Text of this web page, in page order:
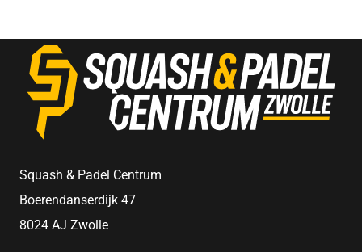
Squash & Padel Centrum
Boerendanserdijk 47
8024 AJ Zwolle